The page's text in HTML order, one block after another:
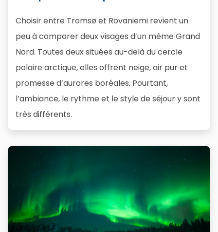
Choisir entre Tromsø et Rovaniemi revient un
peu à comparer deux visages d’un même Grand
Nord. Toutes deux situées au-delà du cercle
polaire arctique, elles offrent neige, air pur et
promesse d’aurores boréales. Pourtant,
l’ambiance, le rythme et le style de séjour y sont
très différents.